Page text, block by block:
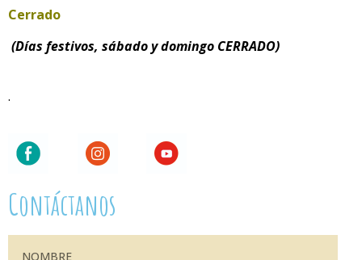
Cerrado
(Días festivos, sábado y domingo CERRADO)
.
Contáctanos